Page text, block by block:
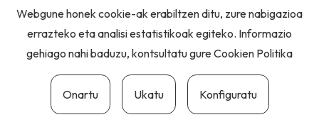
Webgune honek cookie-ak erabiltzen ditu, zure nabigazioa
errazteko eta analisi estatistikoak egiteko. Informazio
gehiago nahi baduzu, kontsultatu gureCookien Politika
Onartu Ukatu Konfiguratu